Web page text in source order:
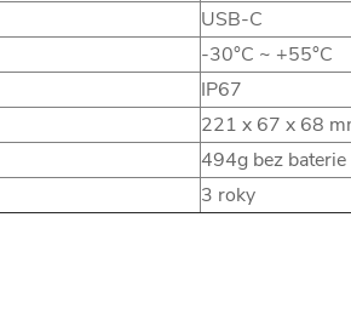
USB-C
-30°C ~ +55°C
IP67
221 x 67 x 68
494g bez baterie
3 roky